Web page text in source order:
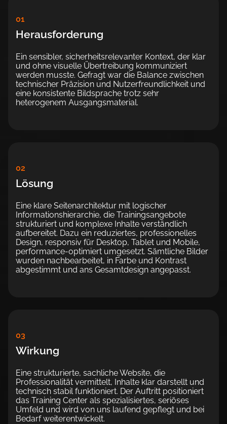
01
Herausforderung
Ein sensibler, sicherheitsrelevanter Kontext, der klar
und ohne visuelle Übertreibung kommuniziert
werden musste. Gefragt war die Balance zwischen
technischer Präzision und Nutzerfreundlichkeit und
eine konsistente Bildsprache trotz sehr
heterogenem Ausgangsmaterial.
02
Lösung
Eine klare Seitenarchitektur mit logischer
Informationshierarchie, die Trainingsangebote
strukturiert und komplexe Inhalte verständlich
aufbereitet. Dazu ein reduziertes, professionelles
Design, responsiv für Desktop, Tablet und Mobile,
performance-optimiert umgesetzt. Sämtliche Bilder
wurden nachbearbeitet, in Farbe und Kontrast
abgestimmt und ans Gesamtdesign angepasst.
03
Wirkung
Eine strukturierte, sachliche Website, die
Professionalität vermittelt, Inhalte klar darstellt und
technisch stabil funktioniert. Der Auftritt positioniert
das Training Center als spezialisiertes, seriöses
Umfeld und wird von uns laufend gepflegt und bei
Bedarf weiterentwickelt.